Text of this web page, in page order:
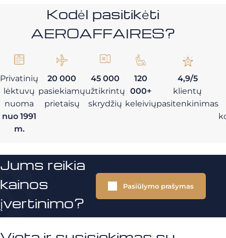
Kodėl pasitikėti
AEROAFFAIRES?
Privatinių
lėktuvų
nuoma
nuo 1991
m.
20 000
pasiekiamų
prietaisų
45 000
užtikrintų
skrydžių
120
000+
keleivių
4,9/5
klientų
pasitenkinimas
Jums reikia
kainos
įvertinimo?
Pasiūlymo prašymas